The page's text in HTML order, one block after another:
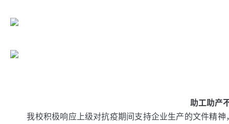
助工助产
我校积极响应上级对抗疫期间支持企业生产的文件精神